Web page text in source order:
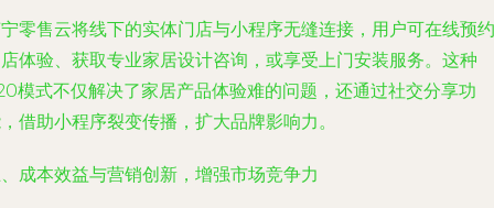
零售云将线下的实体门店与小程序无缝连接，用户可在线预约
体验、获取专业家居设计咨询，或享受上门安装服务。这种
模式不仅解决了家居产品体验难的问题，还通过社交分享功
借助小程序裂变传播，扩大品牌影响力。
成本效益与营销创新，增强市场竞争力